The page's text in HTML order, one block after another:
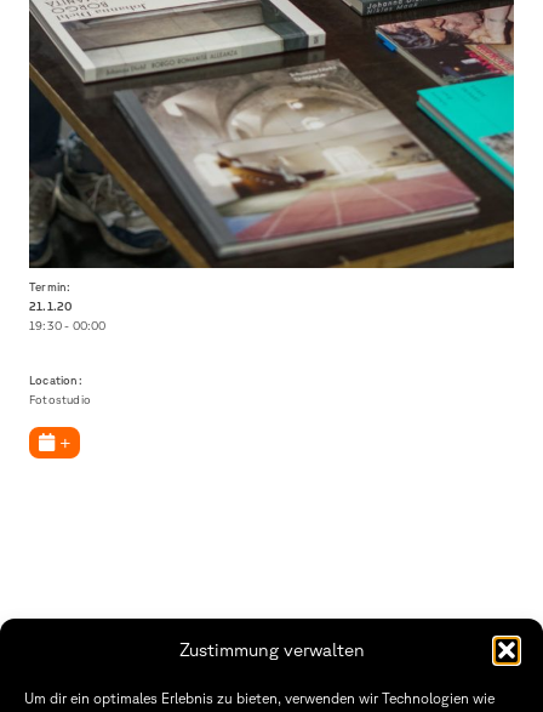
Zustimmung verwalten
Um dir ein optimales Erlebnis zu bieten, verwenden wir Technologien wie
Termin:
21.1.20
19:30 - 00:00
Location:
Fotostudio
+
THWS | Fakultät Gestaltung Würzburg